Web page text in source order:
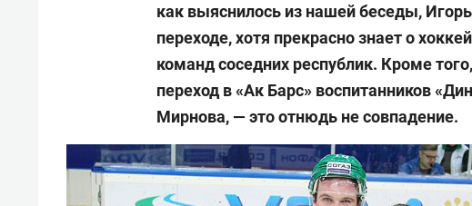
как выяснилось из нашей беседы,
переходе, хотя прекрасно знает о
команд соседних республик. Кроме
переход в «Ак Барс» воспитанников
Мирнова, — это отнюдь не совпадение.